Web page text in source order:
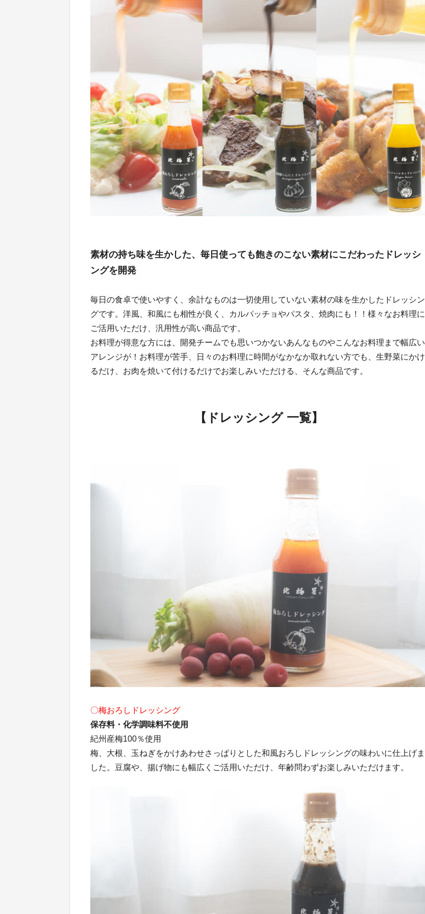
素材の持ち味を生かした、毎日使っても飽きのこない素材にこだわったドレッシ
ングを開発
毎日の食卓で使いやすく、余計なものは一切使用していない素材の味を生かしたドレッシン
グです。洋風、和風にも相性が良く、カルパッチョやパスタ、焼肉にも！！様々なお料理に
ご活用いただけ、汎用性が高い商品です。
お料理が得意な方には、開発チームでも思いつかないあんなものやこんなお料理まで幅広い
アレンジが！お料理が苦手、日々のお料理に時間がなかなか取れない方でも、生野菜にかけ
るだけ、お肉を焼いて付けるだけでお楽しみいただける、そんな商品です。
【ドレッシング 一覧】
〇梅おろしドレッシング
保存料・化学調味料不使用
紀州産梅100％使用
梅、大根、玉ねぎをかけあわせさっぱりとした和風おろしドレッシングの味わいに仕上げま
した。豆腐や、揚げ物にも幅広くご活用いただけ、年齢問わずお楽しみいただけます。